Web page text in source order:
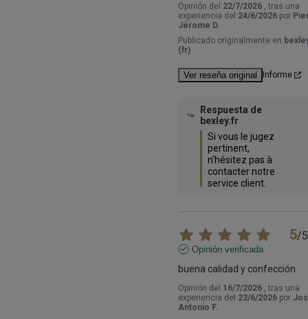
Opinión del 22/7/2026
, tras una
experiencia del 24/6/2026 por
Jérome D.
Publicado originalmente en
(fr)
Ver reseña original Informe
Respuesta de
bexley.fr
Si vous le jugez
pertinent,
n'hésitez pas à
contacter notre
service client.
5/5
Opinión verificada
buena calidad y confección
Opinión del 16/7/2026
, tras una
experiencia del 23/6/2026 por
Antonio F.